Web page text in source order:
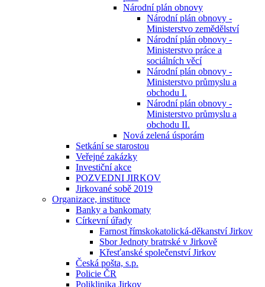
Národní plán obnovy
Národní plán obnovy -
Ministerstvo zemědělství
Národní plán obnovy -
Ministerstvo práce a
sociálních věcí
Národní plán obnovy -
Ministerstvo průmyslu a
obchodu I.
Národní plán obnovy -
Ministerstvo průmyslu a
obchodu II.
Nová zelená úsporám
Setkání se starostou
Veřejné zakázky
Investiční akce
POZVEDNI JIRKOV
Jirkované sobě 2019
Organizace, instituce
Banky a bankomaty
Církevní úřady
Farnost římskokatolická-děkanství Jirkov
Sbor Jednoty bratrské v Jirkově
Křesťanské společenství Jirkov
Česká pošta, s.p.
Policie ČR
Poliklinika Jirkov